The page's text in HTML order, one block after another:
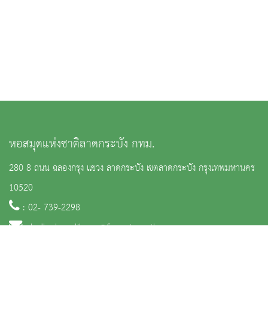
หอสมุดแห่งชาติลาดกระบัง กทม.
280 8 ถนน ฉลองกรุง แขวง ลาดกระบัง เขตลาดกระบัง กรุงเทพมหานคร
10520
: 02- 739-2298
:ladkrabanglibrary@finearts.go.th